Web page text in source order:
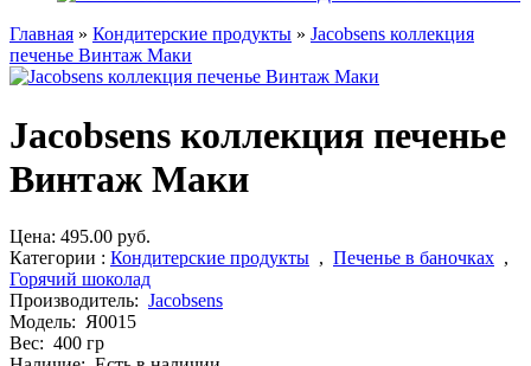
Главная » Кондитерcкие продукты » Jacobsens коллекция
печенье Винтаж Маки
Jacobsens коллекция печенье
Винтаж Маки
Цена: 495.00 руб.
Категории : Кондитерcкие продукты , Печенье в баночках ,
Горячий шоколад
Производитель: Jacobsens
Модель: Я0015
Вес: 400 гр